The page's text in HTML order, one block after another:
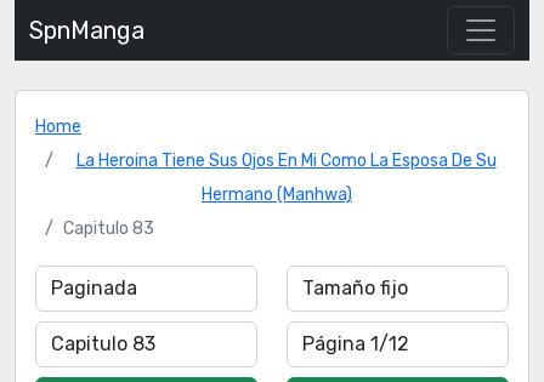
SpnManga
Home
La Heroina Tiene Sus Ojos En Mi Como La Esposa De Su
Hermano (Manhwa)
Capitulo 83